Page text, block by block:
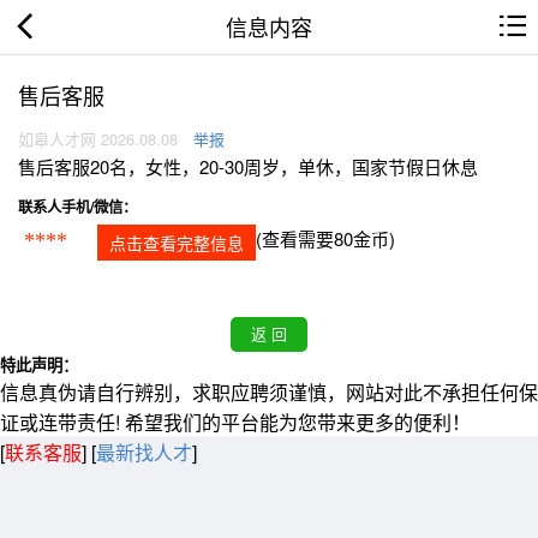
信息内容
售后客服
如皋人才网 2026.08.08 举报
售后客服20名，女性，20-30周岁，单休，国家节假日休息
联系人手机/微信：
**** 点击查看完整信息 (查看需要80金币)
特此声明：
信息真伪请自行辨别，求职应聘须谨慎，网站对此不承担任何保
证或连带责任! 希望我们的平台能为您带来更多的便利！
[联系客服] [最新找人才]